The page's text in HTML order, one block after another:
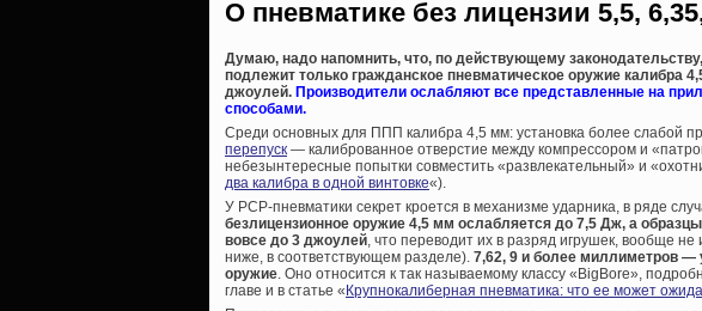
О пневматике без лицензии 5,5,
Думаю, надо напомнить, что, по действующему
подлежит только гражданское пневматическое оружие калибра
джоулей. Производители ослабляют все представленные на
способами.
Среди основных для ППП калибра 4,5 мм: установка более слабой
перепуск — калиброванное отверстие между компрессором и
небезынтересные попытки совместить «развлекательный» и
два калибра в одной винтовке«).
У PCP-пневматики секрет кроется в механизме ударника, в ряде
безлицензионное оружие 4,5 мм ослабляется до 7,5 Дж, а
вовсе до 3 джоулей , что переводит их в разряд игрушек, вообще
ниже, в соответствующем разделе). 7,62, 9 и более миллиметров —
оружие . Оно относится к так называемому классу «BigBore»,
главе и в статье «Крупнокалиберная пневматика: что ее может